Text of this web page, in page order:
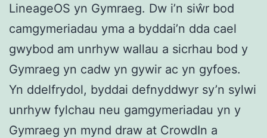
LineageOS yn Gymraeg. Dw i’n siŵr bod
camgymeriadau yma a byddai’n dda cael
gwybod am unrhyw wallau a sicrhau bod y
Gymraeg yn cadw yn gywir ac yn gyfoes.
Yn ddelfrydol, byddai defnyddwyr sy’n sylwi
unrhyw fylchau neu gamgymeriadau yn y
Gymraeg yn mynd draw at CrowdIn a